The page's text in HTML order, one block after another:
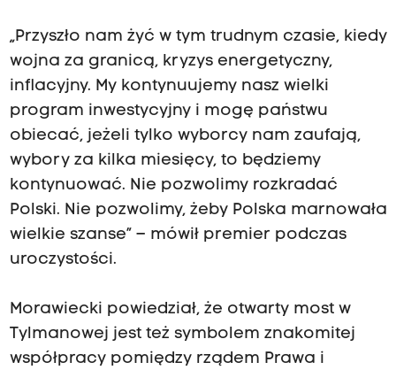
„Przyszło nam żyć w tym trudnym czasie, kiedy
wojna za granicą, kryzys energetyczny,
inflacyjny. My kontynuujemy nasz wielki
program inwestycyjny i mogę państwu
obiecać, jeżeli tylko wyborcy nam zaufają,
wybory za kilka miesięcy, to będziemy
kontynuować. Nie pozwolimy rozkradać
Polski. Nie pozwolimy, żeby Polska marnowała
wielkie szanse” – mówił premier podczas
uroczystości.
Morawiecki powiedział, że otwarty most w
Tylmanowej jest też symbolem znakomitej
współpracy pomiędzy rządem Prawa i